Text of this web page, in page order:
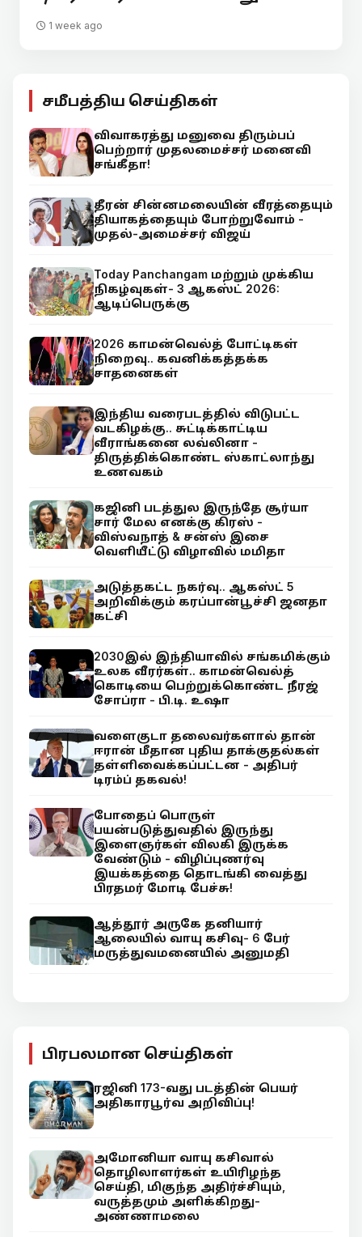
1 week ago
சமீபத்திய செய்திகள்
விவாகரத்து மனுவை திரும்பப்
பெற்றார் முதலமைச்சர் மனைவி
சங்கீதா!
தீரன் சின்னமலையின் வீரத்தையும்
தியாகத்தையும் போற்றுவோம் -
முதல்-அமைச்சர் விஜய்
Today Panchangam மற்றும் முக்கிய
நிகழ்வுகள்- 3 ஆகஸ்ட் 2026:
ஆடிப்பெருக்கு
2026 காமன்வெல்த் போட்டிகள்
நிறைவு.. கவனிக்கத்தக்க
சாதனைகள்
இந்திய வரைபடத்தில் விடுபட்ட
வடகிழக்கு.. சுட்டிக்காட்டிய
வீராங்கனை லவ்லினா -
திருத்திக்கொண்ட ஸ்காட்லாந்து
உணவகம்
கஜினி படத்துல இருந்தே சூர்யா
சார் மேல எனக்கு கிரஸ் -
விஸ்வநாத் & சன்ஸ் இசை
வெளியீட்டு விழாவில் மமிதா
அடுத்தகட்ட நகர்வு.. ஆகஸ்ட் 5
அறிவிக்கும் கரப்பான்பூச்சி ஜனதா
கட்சி
2030இல் இந்தியாவில் சங்கமிக்கும்
உலக வீரர்கள்.. காமன்வெல்த்
கொடியை பெற்றுக்கொண்ட நீரஜ்
சோப்ரா - பி.டி. உஷா
வளைகுடா தலைவர்களால் தான்
ஈரான் மீதான புதிய தாக்குதல்கள்
தள்ளிவைக்கப்பட்டன - அதிபர்
டிரம்ப் தகவல்!
போதைப் பொருள்
பயன்படுத்துவதில் இருந்து
இளைஞர்கள் விலகி இருக்க
வேண்டும் - விழிப்புணர்வு
இயக்கத்தை தொடங்கி வைத்து
பிரதமர் மோடி பேச்சு!
ஆத்தூர் அருகே தனியார்
ஆலையில் வாயு கசிவு- 6 பேர்
மருத்துவமனையில் அனுமதி
பிரபலமான செய்திகள்
ரஜினி 173-வது படத்தின் பெயர்
அதிகாரபூர்வ அறிவிப்பு!
அமோனியா வாயு கசிவால்
தொழிலாளர்கள் உயிரிழந்த
செய்தி, மிகுந்த அதிர்ச்சியும்,
வருத்தமும் அளிக்கிறது-
அண்ணாமலை